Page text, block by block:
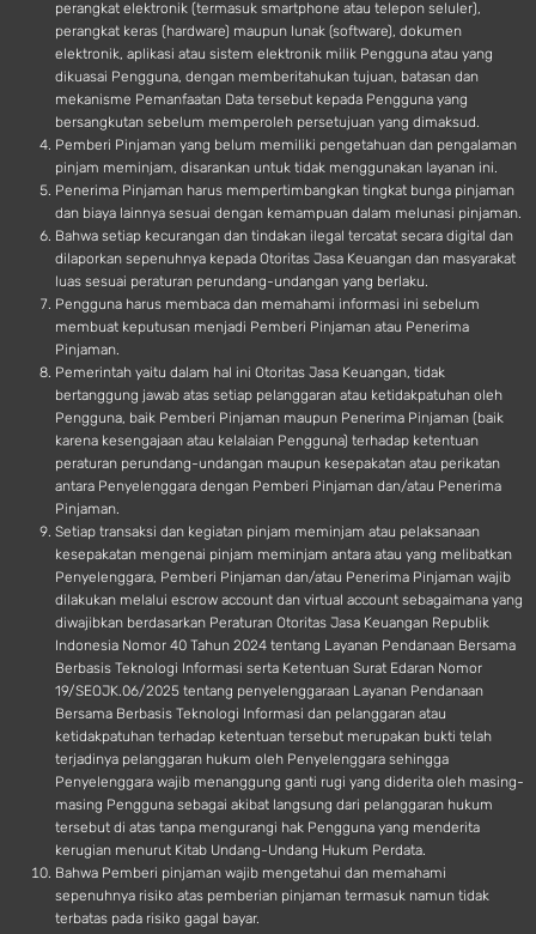
perangkat elektronik (termasuk smartphone atau telepon seluler),
perangkat keras (hardware) maupun lunak (software), dokumen
elektronik, aplikasi atau sistem elektronik milik Pengguna atau yang
dikuasai Pengguna, dengan memberitahukan tujuan, batasan dan
mekanisme Pemanfaatan Data tersebut kepada Pengguna yang
bersangkutan sebelum memperoleh persetujuan yang dimaksud.
Pemberi Pinjaman yang belum memiliki pengetahuan dan pengalaman
pinjam meminjam, disarankan untuk tidak menggunakan layanan ini.
Penerima Pinjaman harus mempertimbangkan tingkat bunga pinjaman
dan biaya lainnya sesuai dengan kemampuan dalam melunasi pinjaman.
Bahwa setiap kecurangan dan tindakan ilegal tercatat secara digital dan
dilaporkan sepenuhnya kepada Otoritas Jasa Keuangan dan masyarakat
luas sesuai peraturan perundang-undangan yang berlaku.
Pengguna harus membaca dan memahami informasi ini sebelum
membuat keputusan menjadi Pemberi Pinjaman atau Penerima
Pinjaman.
Pemerintah yaitu dalam hal ini Otoritas Jasa Keuangan, tidak
bertanggung jawab atas setiap pelanggaran atau ketidakpatuhan oleh
Pengguna, baik Pemberi Pinjaman maupun Penerima Pinjaman (baik
karena kesengajaan atau kelalaian Pengguna) terhadap ketentuan
peraturan perundang-undangan maupun kesepakatan atau perikatan
antara Penyelenggara dengan Pemberi Pinjaman dan/atau Penerima
Pinjaman.
Setiap transaksi dan kegiatan pinjam meminjam atau pelaksanaan
kesepakatan mengenai pinjam meminjam antara atau yang melibatkan
Penyelenggara, Pemberi Pinjaman dan/atau Penerima Pinjaman wajib
dilakukan melalui escrow account dan virtual account sebagaimana yang
diwajibkan berdasarkan Peraturan Otoritas Jasa Keuangan Republik
Indonesia Nomor 40 Tahun 2024 tentang Layanan Pendanaan Bersama
Berbasis Teknologi Informasi serta Ketentuan Surat Edaran Nomor
19/SEOJK.06/2025 tentang penyelenggaraan Layanan Pendanaan
Bersama Berbasis Teknologi Informasi dan pelanggaran atau
ketidakpatuhan terhadap ketentuan tersebut merupakan bukti telah
terjadinya pelanggaran hukum oleh Penyelenggara sehingga
Penyelenggara wajib menanggung ganti rugi yang diderita oleh masing-
masing Pengguna sebagai akibat langsung dari pelanggaran hukum
tersebut di atas tanpa mengurangi hak Pengguna yang menderita
kerugian menurut Kitab Undang-Undang Hukum Perdata.
Bahwa Pemberi pinjaman wajib mengetahui dan memahami
sepenuhnya risiko atas pemberian pinjaman termasuk namun tidak
terbatas pada risiko gagal bayar.